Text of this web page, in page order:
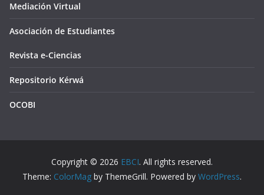
Mediación Virtual
Asociación de Estudiantes
Revista e-Ciencias
Repositorio Kérwá
OCOBI
Copyright © 2026 EBCI. All rights reserved.
Theme: ColorMag by ThemeGrill. Powered by WordPress.